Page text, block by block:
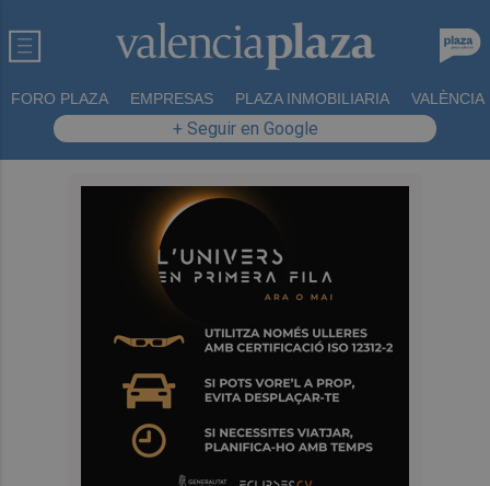
FORO PLAZA EMPRESAS PLAZA INMOBILIARIA VALÈNCIA
+ Seguir en Google